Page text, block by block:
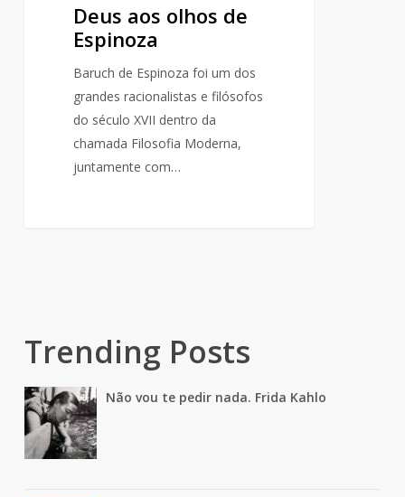
Deus aos olhos de
Espinoza
Baruch de Espinoza foi um dos
grandes racionalistas e filósofos
do século XVII dentro da
chamada Filosofia Moderna,
juntamente com…
Trending Posts
Não vou te pedir nada. Frida Kahlo